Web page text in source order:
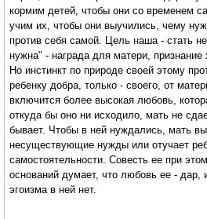
кормим детей, чтобы они со временем
учим их, чтобы они выучились, чему
против себя самой. Цель наша - стать
нужна" - награда для матери,
Но инстинкт по природе своей этому
ребенку добра, только - своего, от
включится более высокая любовь,
откуда бы оно ни исходило, мать не
бывает. Чтобы в ней нуждались, мать
несуществующие нужды или отучает
самостоятельности. Совесть ее при
оснований думает, что любовь ее - дар,
эгоизма в ней нет.